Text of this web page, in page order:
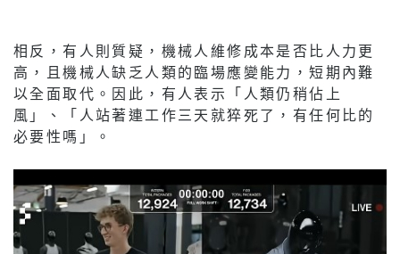
相反，有人則質疑，機械人維修成本是否比人力更
高，且機械人缺乏人類的臨場應變能力，短期內難
以全面取代。因此，有人表示「人類仍稍佔上
風」、「人站著連工作三天就猝死了，有任何比的
必要性嗎」。